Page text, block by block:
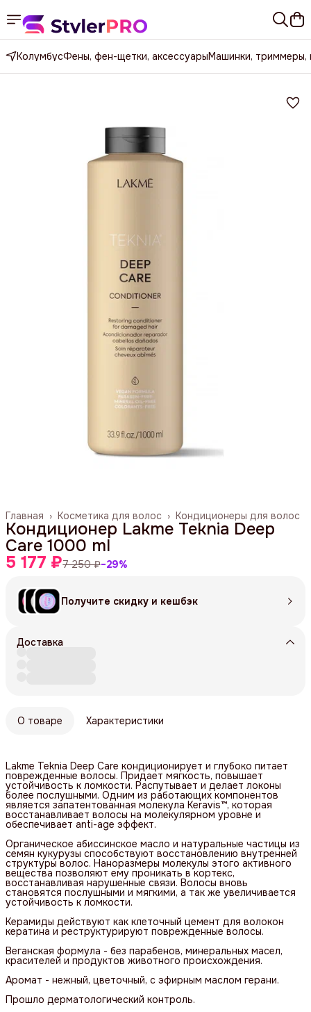
КолумбусФены, фен-щетки, аксессуарыМашинки, триммеры,
Кондиционеры для волос
Косметика для волос ›
Главная ›
Кондиционер Lakme Teknia Deep
Care 1000 ml
5 177 ₽7 250 ₽−29%
Получите скидку и кешбэк
Доставка
О товаре Характеристики
Lakme Teknia Deep Care кондиционирует и глубоко питает
поврежденные волосы. Придает мягкость, повышает
устойчивость к ломкости. Распутывает и делает локоны
более послушными. Одним из работающих компонентов
является запатентованная молекула Keravis™, которая
восстанавливает волосы на молекулярном уровне и
обеспечивает anti-age эффект.
Органическое абиссинское масло и натуральные частицы из
семян кукурузы способствуют восстановлению внутренней
структуры волос. Наноразмеры молекулы этого активного
вещества позволяют ему проникать в кортекс,
восстанавливая нарушенные связи. Волосы вновь
становятся послушными и мягкими, а так же увеличивается
устойчивость к ломкости.
Керамиды действуют как клеточный цемент для волокон
кератина и реструктурируют поврежденные волосы.
Веганская формула - без парабенов, минеральных масел,
красителей и продуктов животного происхождения.
Аромат - нежный, цветочный, с эфирным маслом герани.
Прошло дерматологический контроль.